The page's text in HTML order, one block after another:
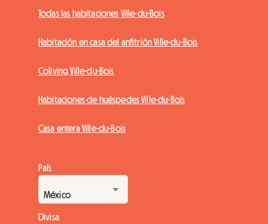
Todas las habitaciones Ville-du-Bois
Habitación en casa del anfitrión Ville-du-Bois
Coliving Ville-du-Bois
Habitaciones de huéspedes Ville-du-Bois
Casa entera Ville-du-Bois
País
Divisa